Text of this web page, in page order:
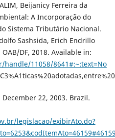
Beijanicy Ferreira da
A Incorporação do
Sistema Tributário Nacional.
Sashsida, Erich Endrillo
DF, 2018. Available in:
11058/8641#:~:text=No
December 22, 2003. Brazil.
legislacao/exibirAto.do?